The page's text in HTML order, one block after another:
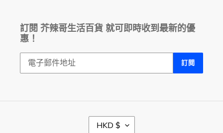
訂閱 芥辣哥生活百貨 就可即時收到最新的優
惠！
訂閱
幣HKD $